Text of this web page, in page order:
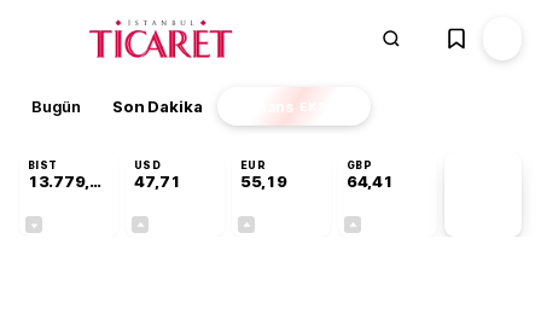
Bugün Son Dakika Finans EKSTRA
BIST
13.779,39
USD
47,71
EUR
55,19
GBP
64,41